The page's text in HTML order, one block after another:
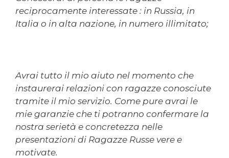
reciprocamente interessate : in Russia, in
Italia o in alta nazione, in numero illimitato;
Avrai tutto il mio aiuto nel momento che
instaurerai relazioni con ragazze conosciute
tramite il mio servizio. Come pure avrai le
mie garanzie che ti potranno confermare la
nostra serietà e concretezza nelle
presentazioni di Ragazze Russe vere e
motivate.